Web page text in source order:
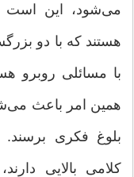
می‌شود، ‌این است
هستند که با دو
با مسائلی روبرو
همین امر باعث
بلوغ فکری برسند.
کلامی بالایی